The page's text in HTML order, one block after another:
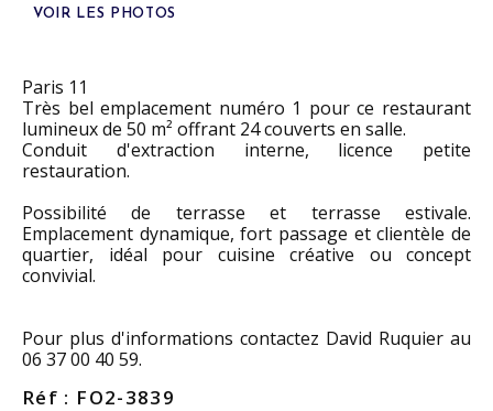
VOIR LES PHOTOS
Paris 11
Très bel emplacement numéro 1 pour ce restaurant
lumineux de 50 m² offrant 24 couverts en salle.
Conduit d'extraction interne, licence petite
restauration.
Possibilité de terrasse et terrasse estivale.
Emplacement dynamique, fort passage et clientèle de
quartier, idéal pour cuisine créative ou concept
convivial.
Pour plus d'informations contactez David Ruquier au
06 37 00 40 59.
Réf : FO2-3839